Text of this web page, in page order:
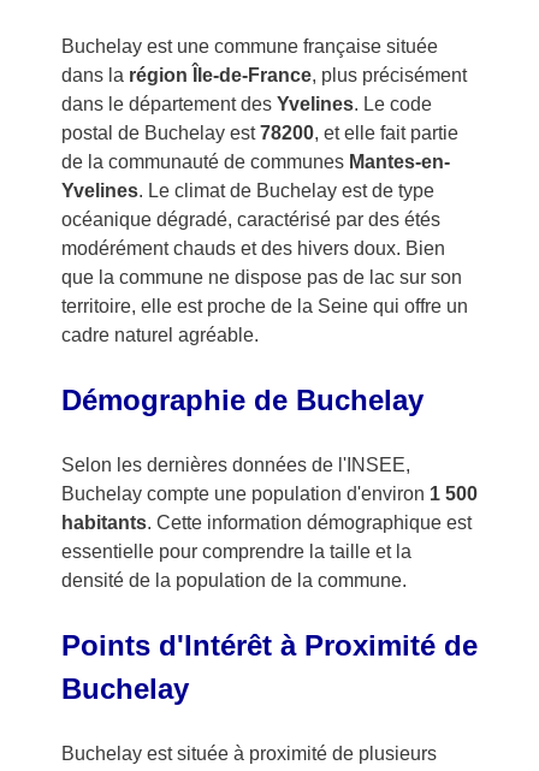
Buchelay est une commune française située
dans la région Île-de-France, plus précisément
dans le département des Yvelines. Le code
postal de Buchelay est78200, et elle fait partie
de la communauté de communes Mantes-en-
Yvelines. Le climat de Buchelay est de type
océanique dégradé, caractérisé par des étés
modérément chauds et des hivers doux. Bien
que la commune ne dispose pas de lac sur son
territoire, elle est proche de la Seine qui offre un
cadre naturel agréable.
Démographie de Buchelay
Selon les dernières données de l'INSEE,
Buchelay compte une population d'environ 1 500
habitants. Cette information démographique est
essentielle pour comprendre la taille et la
densité de la population de la commune.
Points d'Intérêt à Proximité de
Buchelay
Buchelay est située à proximité de plusieurs